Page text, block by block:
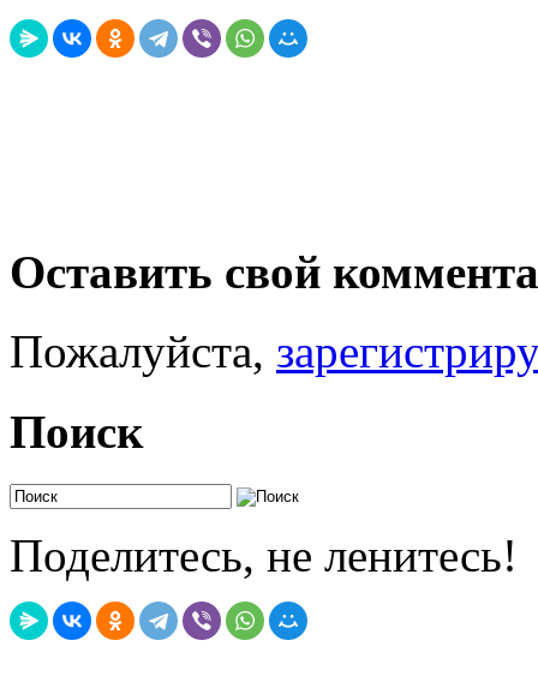
Оставить свой
Пожалуйста,
Поиск
Поделитесь, не ленитесь!